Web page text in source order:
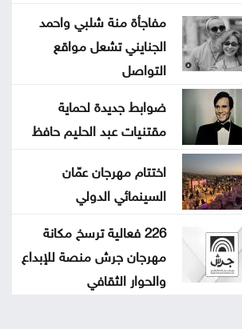
مفاجأة منة شلبي واحمد
الجنايني تشعل مواقع
التواصل
ضوابط جديدة لحماية
مقتنيات عبد الحليم حافظ
اختتام مهرجان عمّان
السينمائي الدولي
226 فعالية ترسخ مكانة
مهرجان جرش منصة للإبداع
والحوار الثقافي